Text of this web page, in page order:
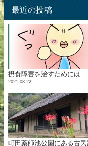
最近の投稿
摂食障害を治すためには
2021.03.22
町田薬師池公園にある古